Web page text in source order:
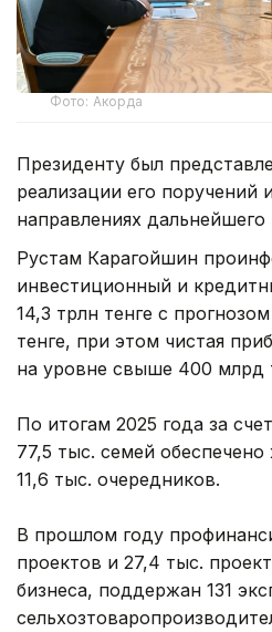
Фото: Акорда
Президенту был
реализации его поручений
направлениях дальнейшего
Рустам Карагойшин
инвестиционный и
14,3 трлн тенге с
тенге, при этом чистая
на уровне свыше 400 млрд
По итогам 2025 года за
77,5 тыс. семей
11,6 тыс. очередников.
В прошлом году
проектов и 27,4 тыс.
бизнеса, поддержан 131